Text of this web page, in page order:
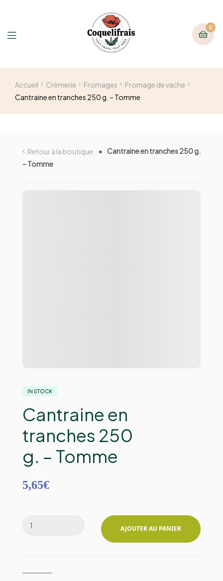
0
Accueil Crèmerie Fromages
Fromage de vache
Cantraine en tranches 250 g. – Tomme
Retour à la boutique
Cantraine en tranches 250 g.
– Tomme
IN STOCK
Cantraine en
tranches 250
g. – Tomme
5,65€
AJOUTER AU PANIER